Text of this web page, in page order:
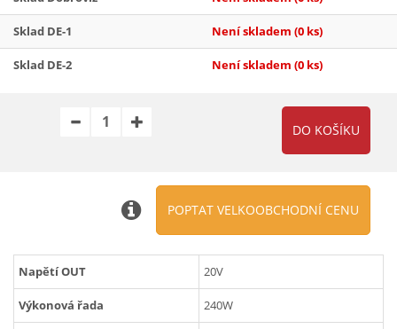
Sklad DE-1 Není skladem (0 ks)
Sklad DE-2 Není skladem (0 ks)
POPTAT VELKOOBCHODNÍ CENU
Napětí OUT 20V
Výkonová řada 240W